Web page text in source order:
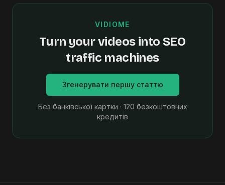
VIDIOME
Turn your videos into SEO
traffic machines
Згенерувати першу статтю
Без банківської картки · 120 безкоштовних
кредитів